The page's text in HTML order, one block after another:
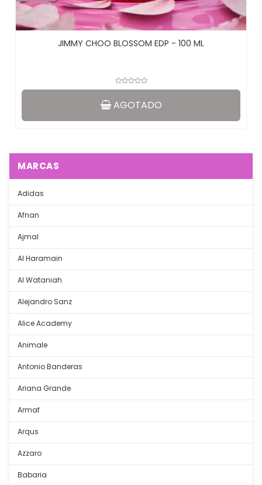
JIMMY CHOO BLOSSOM EDP - 100 ML
AGOTADO
MARCAS
Adidas
Afnan
Ajmal
Al Haramain
Al Wataniah
Alejandro Sanz
Alice Academy
Animale
Antonio Banderas
Ariana Grande
Armaf
Arqus
Azzaro
Babaria